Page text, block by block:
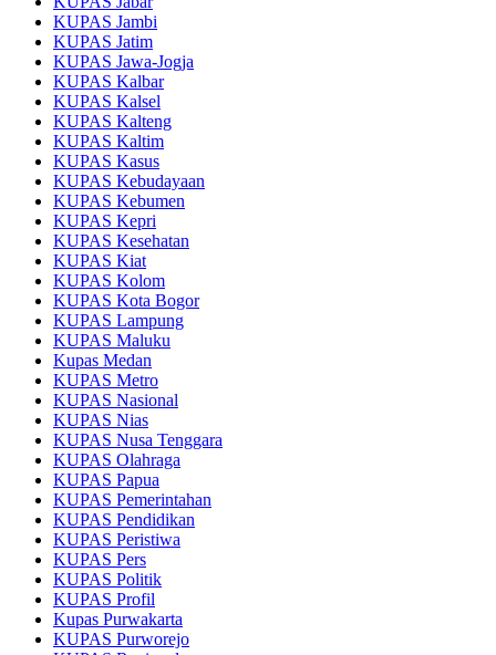
KUPAS Jambi
KUPAS Jatim
KUPAS Jawa-Jogja
KUPAS Kalbar
KUPAS Kalsel
KUPAS Kalteng
KUPAS Kaltim
KUPAS Kasus
KUPAS Kebudayaan
KUPAS Kebumen
KUPAS Kepri
KUPAS Kesehatan
KUPAS Kiat
KUPAS Kolom
KUPAS Kota Bogor
KUPAS Lampung
KUPAS Maluku
Kupas Medan
KUPAS Metro
KUPAS Nasional
KUPAS Nias
KUPAS Nusa Tenggara
KUPAS Olahraga
KUPAS Papua
KUPAS Pemerintahan
KUPAS Pendidikan
KUPAS Peristiwa
KUPAS Pers
KUPAS Politik
KUPAS Profil
Kupas Purwakarta
KUPAS Purworejo